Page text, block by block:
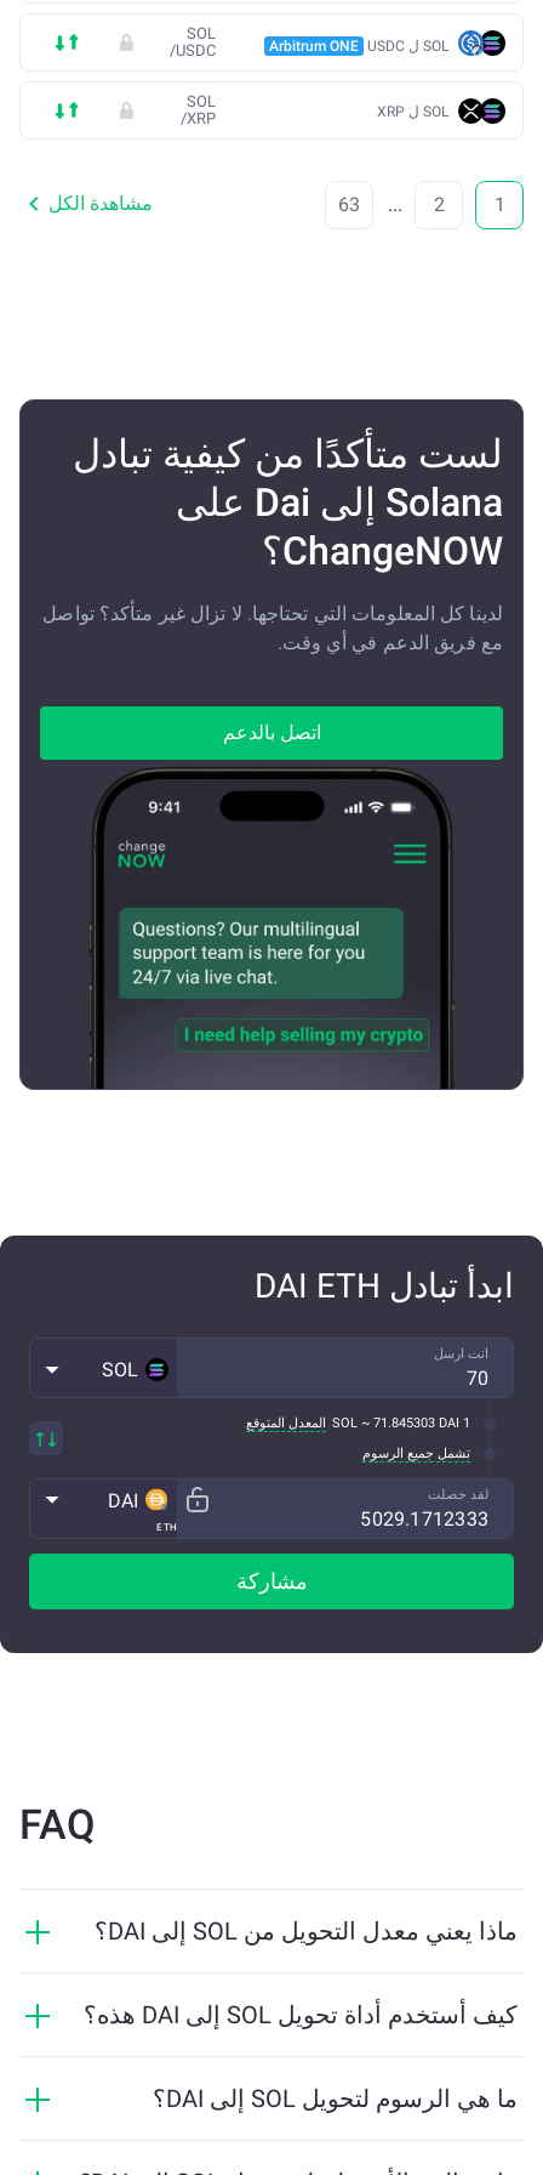
SOL ل USDC Arbitrum ONE
SOL
/USDC
SOL ل XRP
SOL
/XRP
1
2
...
63 مشاهدة الكل
لست متأكدًا من كيفية تبادل
Solana إلى Dai على
ChangeNOW؟
لدينا كل المعلومات التي تحتاجها. لا تزال غير متأكد؟ تواصل
مع فريق الدعم في أي وقت.
اتصل بالدعم
ابدأ تبادل DAI ETH
انت ارسل
SOL
1 SOL ~ 71.845303 DAI
المعدل المتوقع
تشمل جميع الرسوم
لقد حصلت
ETH
DAI
مشاركة
FAQ
ماذا يعني معدل التحويل من SOL إلى DAI؟
يتقلب هذا المعدل بناءً على ظروف السوق والعرض والطلب
كيف أستخدم أداة تحويل SOL إلى DAI هذه؟
الأداة بحساب الكمية التقديرية من DAI التي ستستلمها. ثم
ما هي الرسوم لتحويل SOL إلى DAI؟